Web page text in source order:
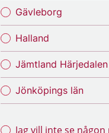
Gävleborg
Halland
Jämtland Härjedalen
Jönköpings län
Jag vill inte se